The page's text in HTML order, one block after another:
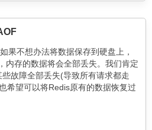
果不想办法将数据保存到硬盘上，
内存的数据将会全部丢失。我们肯定
故障全部丢失(导致所有请求都走
希望可以将Redis原有的数据恢复过